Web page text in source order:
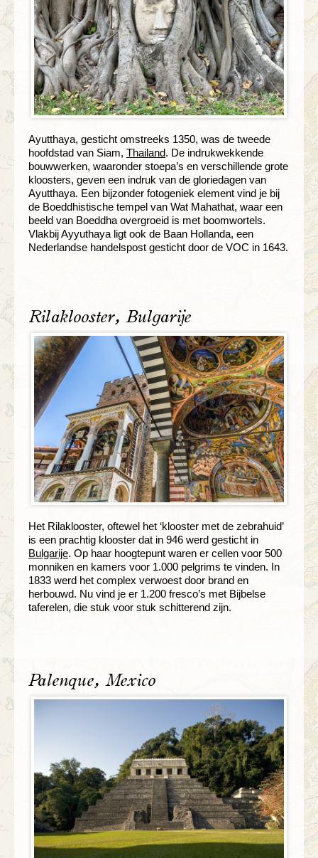
Ayutthaya, gesticht omstreeks 1350, was de tweede
hoofdstad van Siam, Thailand. De indrukwekkende
bouwwerken, waaronder stoepa’s en verschillende grote
kloosters, geven een indruk van de gloriedagen van
Ayutthaya. Een bijzonder fotogeniek element vind je bij
de Boeddhistische tempel van Wat Mahathat, waar een
beeld van Boeddha overgroeid is met boomwortels.
Vlakbij Ayyuthaya ligt ook de Baan Hollanda, een
Nederlandse handelspost gesticht door de VOC in 1643.
Rilaklooster, Bulgarije
Het Rilaklooster, oftewel het ‘klooster met de zebrahuid’
is een prachtig klooster dat in 946 werd gesticht in
Bulgarije. Op haar hoogtepunt waren er cellen voor 500
monniken en kamers voor 1.000 pelgrims te vinden. In
1833 werd het complex verwoest door brand en
herbouwd. Nu vind je er 1.200 fresco’s met Bijbelse
taferelen, die stuk voor stuk schitterend zijn.
Palenque, Mexico